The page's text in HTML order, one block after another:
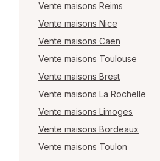
Vente maisons Reims
Vente maisons Nice
Vente maisons Caen
Vente maisons Toulouse
Vente maisons Brest
Vente maisons La Rochelle
Vente maisons Limoges
Vente maisons Bordeaux
Vente maisons Toulon